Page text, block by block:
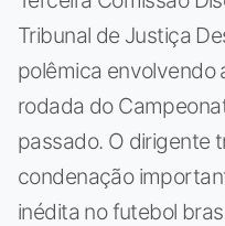
Tribunal de Justiça
polêmica envolvendo
rodada do
passado. O dirigente
condenação
inédita no futebol